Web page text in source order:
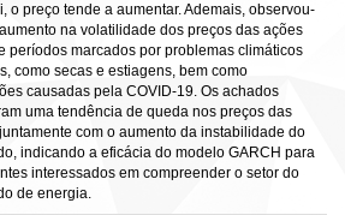
o preço tende a aumentar. Ademais, observou-
na volatilidade dos preços das ações
períodos marcados por problemas climáticos
como secas e estiagens, bem como
causadas pela COVID-19. Os achados
uma tendência de queda nos preços das
com o aumento da instabilidade do
indicando a eficácia do modelo GARCH para
interessados em compreender o setor do
de energia.